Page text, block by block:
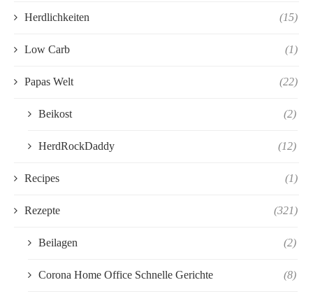
Herdlichkeiten (15)
Low Carb (1)
Papas Welt (22)
Beikost (2)
HerdRockDaddy (12)
Recipes (1)
Rezepte (321)
Beilagen (2)
Corona Home Office Schnelle Gerichte (8)